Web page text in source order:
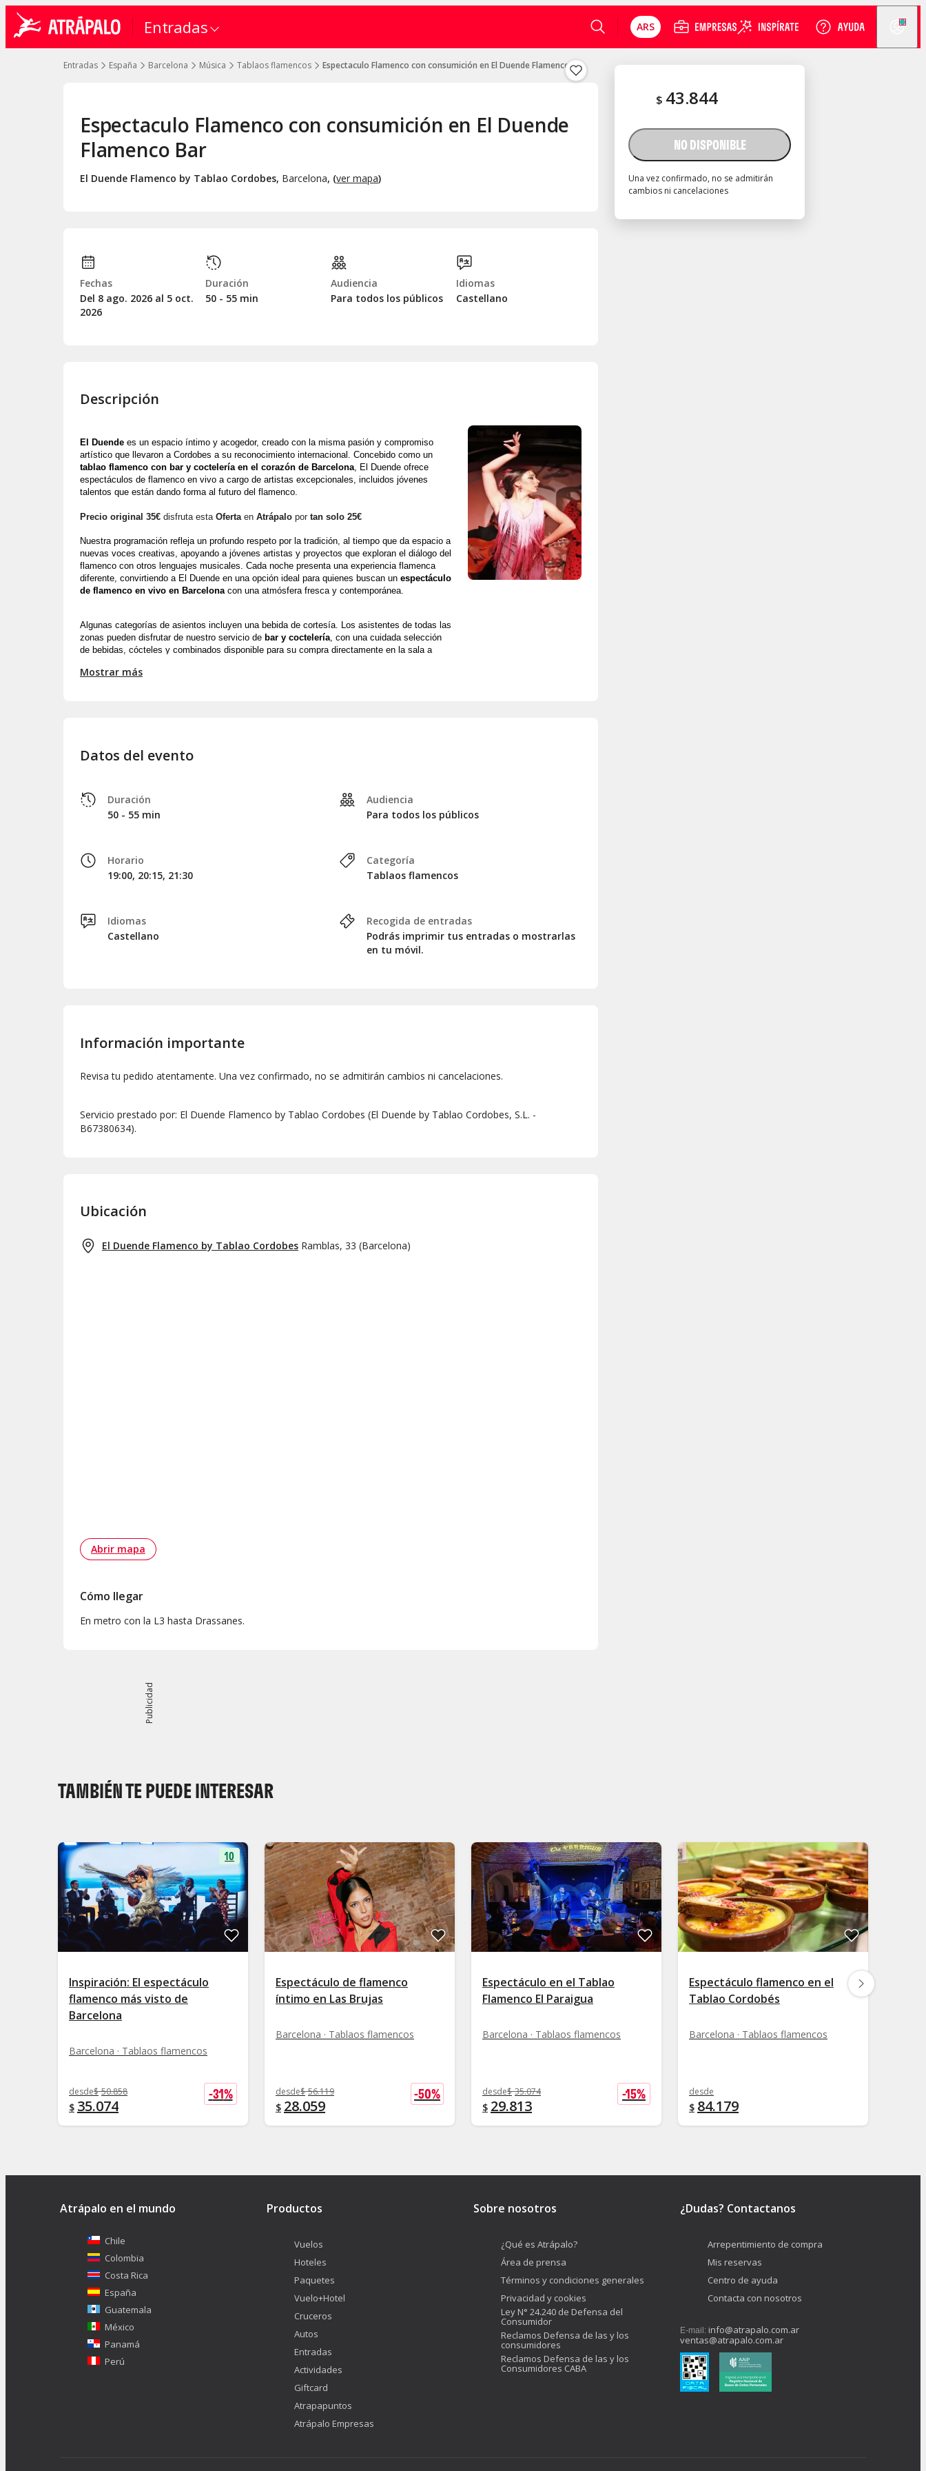
Entradas ARS
Entradas España Barcelona Música Tablaos flamencos Espectaculo Flamenco con consumición en El Duende Flamenco Bar
$ 43.844
NO DISPONIBLE
Una vez confirmado, no se admitirán
cambios ni cancelaciones
Espectaculo Flamenco con consumición en El Duende
Flamenco Bar
El Duende Flamenco by Tablao Cordobes, Barcelona, (ver mapa)
Fechas
Del 8 ago. 2026 al 5 oct.
2026
Duración
50 - 55 min
Audiencia
Para todos los públicos
Idiomas
Castellano
Descripción
El Duende es un espacio íntimo y acogedor, creado con la misma pasión y compromiso
tablao flamenco con bar y coctelería en el corazón de Barcelona, El Duende ofrece
espectáculos de flamenco en vivo a cargo de artistas excepcionales, incluidos jóvenes
talentos que están dando forma al futuro del flamenco.
Precio original 35€ disfruta esta Ofertaen Atrápalo por tan solo 25€
Nuestra programación refleja un profundo respeto por la tradición, al tiempo que da espacio a
nuevas voces creativas, apoyando a jóvenes artistas y proyectos que exploran el diálogo del
flamenco con otros lenguajes musicales. Cada noche presenta una experiencia flamenca
diferente, convirtiendo a El Duende en una opción ideal para quienes buscan un espectáculo
de flamenco en vivo en Barcelona con una atmósfera fresca y contemporánea.
Algunas categorías de asientos incluyen una bebida de cortesía. Los asistentes de todas las
zonas pueden disfrutar de nuestro servicio de bar y coctelería, con una cuidada selección
de bebidas, cócteles y combinados disponible para su compra directamente en la sala a
nuestro nuevo espacio, El Duende Flamenco Bar & Cocktails
El Ticket:
Zona B
Asientos laterales.
Mostrar más
Datos del evento
Duración
50 - 55 min
Horario
19:00, 20:15, 21:30
Idiomas
Castellano
Audiencia
Para todos los públicos
Categoría
Tablaos flamencos
Recogida de entradas
Podrás imprimir tus entradas o mostrarlas
en tu móvil.
Información importante
Revisa tu pedido atentamente. Una vez confirmado, no se admitirán cambios ni cancelaciones.
Servicio prestado por: El Duende Flamenco by Tablao Cordobes (El Duende by Tablao Cordobes, S.L. -
B67380634).
Ubicación
El Duende Flamenco by Tablao Cordobes Ramblas, 33 (Barcelona)
Abrir mapa
Cómo llegar
En metro con la L3 hasta Drassanes.
Publicidad
TAMBIÉN TE PUEDE INTERESAR
10
Inspiración: El espectáculo
flamenco más visto de
Barcelona
Barcelona · Tablaos flamencos
desde$ 50.858
$ 35.074
-31%
Espectáculo de flamenco
íntimo en Las Brujas
Barcelona · Tablaos flamencos
desde$ 56.119
$ 28.059
-50%
Espectáculo en el Tablao
Flamenco El Paraigua
Barcelona · Tablaos flamencos
desde$ 35.074
$ 29.813
-15%
Espectáculo flamenco en el
Tablao Cordobés
Barcelona · Tablaos flamencos
desde
$ 84.179
Atrápalo en el mundo
Chile
Colombia
Costa Rica
España
Guatemala
México
Panamá
Perú
Productos
Vuelos
Hoteles
Paquetes
Vuelo+Hotel
Cruceros
Autos
Entradas
Actividades
Giftcard
Atrapapuntos
Atrápalo Empresas
Sobre nosotros
¿Qué es Atrápalo?
Área de prensa
Términos y condiciones generales
Privacidad y cookies
Ley N° 24.240 de Defensa del
Consumidor
Reclamos Defensa de las y los
consumidores
Reclamos Defensa de las y los
Consumidores CABA
¿Dudas? Contactanos
Arrepentimiento de compra
Mis reservas
Centro de ayuda
Contacta con nosotros
E-mail: info@atrapalo.com.ar
ventas@atrapalo.com.ar